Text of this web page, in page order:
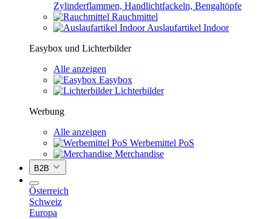
Zylinderflammen, Handlichtfackeln, Bengaltöpfe
Rauchmittel
Auslaufartikel Indoor
Easybox und Lichterbilder
Alle anzeigen
Easybox
Lichterbilder
Werbung
Alle anzeigen
Werbemittel PoS
Merchandise
B2B
Österreich
Schweiz
Europa